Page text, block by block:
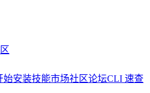
始安装技能市场社区论坛CLI 速查